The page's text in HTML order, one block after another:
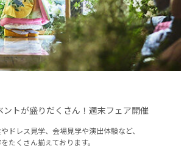
ントが盛りだくさん！週末フェア開催
ドレス見学、会場見学や演出体験など、
たくさん揃えております。